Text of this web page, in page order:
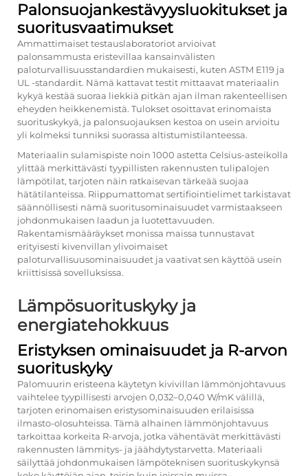
Palonsuojankestävyysluokitukset ja
suoritusvaatimukset
Ammattimaiset testauslaboratoriot arvioivat
palonsammusta eristevillaa kansainvälisten
paloturvallisuusstandardien mukaisesti, kuten ASTM E119 ja
UL -standardit. Nämä kattavat testit mittaavat materiaalin
kykyä kestää suoraa liekkiä pitkän ajan ilman rakenteellisen
eheyden heikkenemistä. Tulokset osoittavat erinomaista
suorituskykyä, ja palonsuojauksen kestoa on usein arvioitu
yli kolmeksi tunniksi suorassa altistumistilanteessa.
Materiaalin sulamispiste noin 1000 astetta Celsius-asteikolla
ylittää merkittävästi tyypillisten rakennusten tulipalojen
lämpötilat, tarjoten näin ratkaisevan tärkeää suojaa
hätätilanteissa. Riippumattomat sertifiointielimet tarkistavat
säännöllisesti nämä suoritusominaisuudet varmistaakseen
johdonmukaisen laadun ja luotettavuuden.
Rakentamismääräykset monissa maissa tunnustavat
erityisesti kivenvillan ylivoimaiset
paloturvallisuusominaisuudet ja vaativat sen käyttöä usein
kriittisissä sovelluksissa.
Lämpösuorituskyky ja
energiatehokkuus
Eristyksen ominaisuudet ja R-arvon
suorituskyky
Palomuurin eristeena käytetyn kivivillan lämmönjohtavuus
vaihtelee tyypillisesti arvojen 0,032–0,040 W/mK välillä,
tarjoten erinomaisen eristysominaisuuden erilaisissa
ilmasto-olosuhteissa. Tämä alhainen lämmönjohtavuus
tarkoittaa korkeita R-arvoja, jotka vähentävät merkittävästi
rakennusten lämmitys- ja jäähdytystarvetta. Materiaali
säilyttää johdonmukaisen lämpöteknisen suorituskykynsä